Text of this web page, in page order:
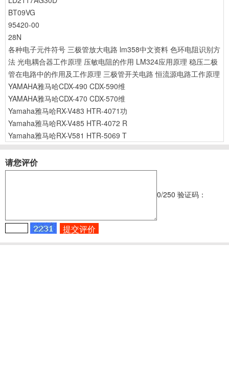
BT09VG
95420-00
28N
各种电子元件符号 三极管放大电路 lm358中文资料 色环电阻识别方
法 光电耦合器工作原理 压敏电阻的作用 LM324应用原理 稳压二极
管在电路中的作用及工作原理 三极管开关电路 恒流源电路工作原理
YAMAHA雅马哈CDX-490 CDX-590维
YAMAHA雅马哈CDX-470 CDX-570维
Yamaha雅马哈RX-V483 HTR-4071功
Yamaha雅马哈RX-V485 HTR-4072 R
Yamaha雅马哈RX-V581 HTR-5069 T
请您评价
0/250 验证码：